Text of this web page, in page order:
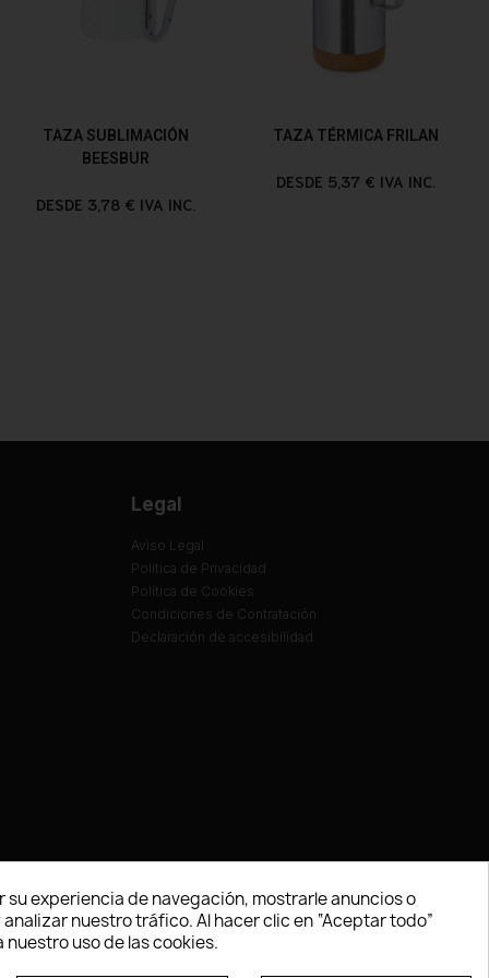
TAZA SUBLIMACIÓN
BEESBUR
DESDE 3,78 € IVA INC.
TAZA TÉRMICA FRILAN
DESDE 5,37 € IVA INC.
Legal
Aviso Legal
Política de Privacidad
Política de Cookies
Condiciones de Contratación
Declaración de accesibilidad
su experiencia de navegación, mostrarle anuncios o
nuestro tráfico. Al hacer clic en “Aceptar todo”
uso de las cookies.